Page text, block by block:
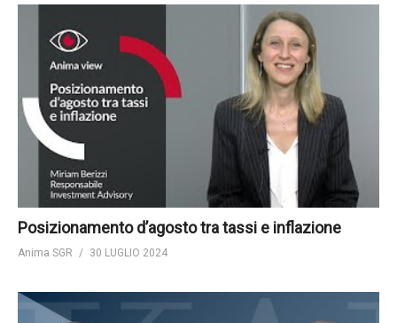
Posizionamento d’agosto tra tassi e inflazione
Anima SGR 30 LUGLIO 2024